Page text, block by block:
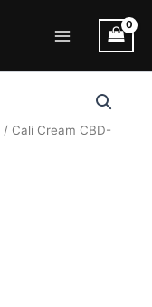
/ Cali Cream CBD-